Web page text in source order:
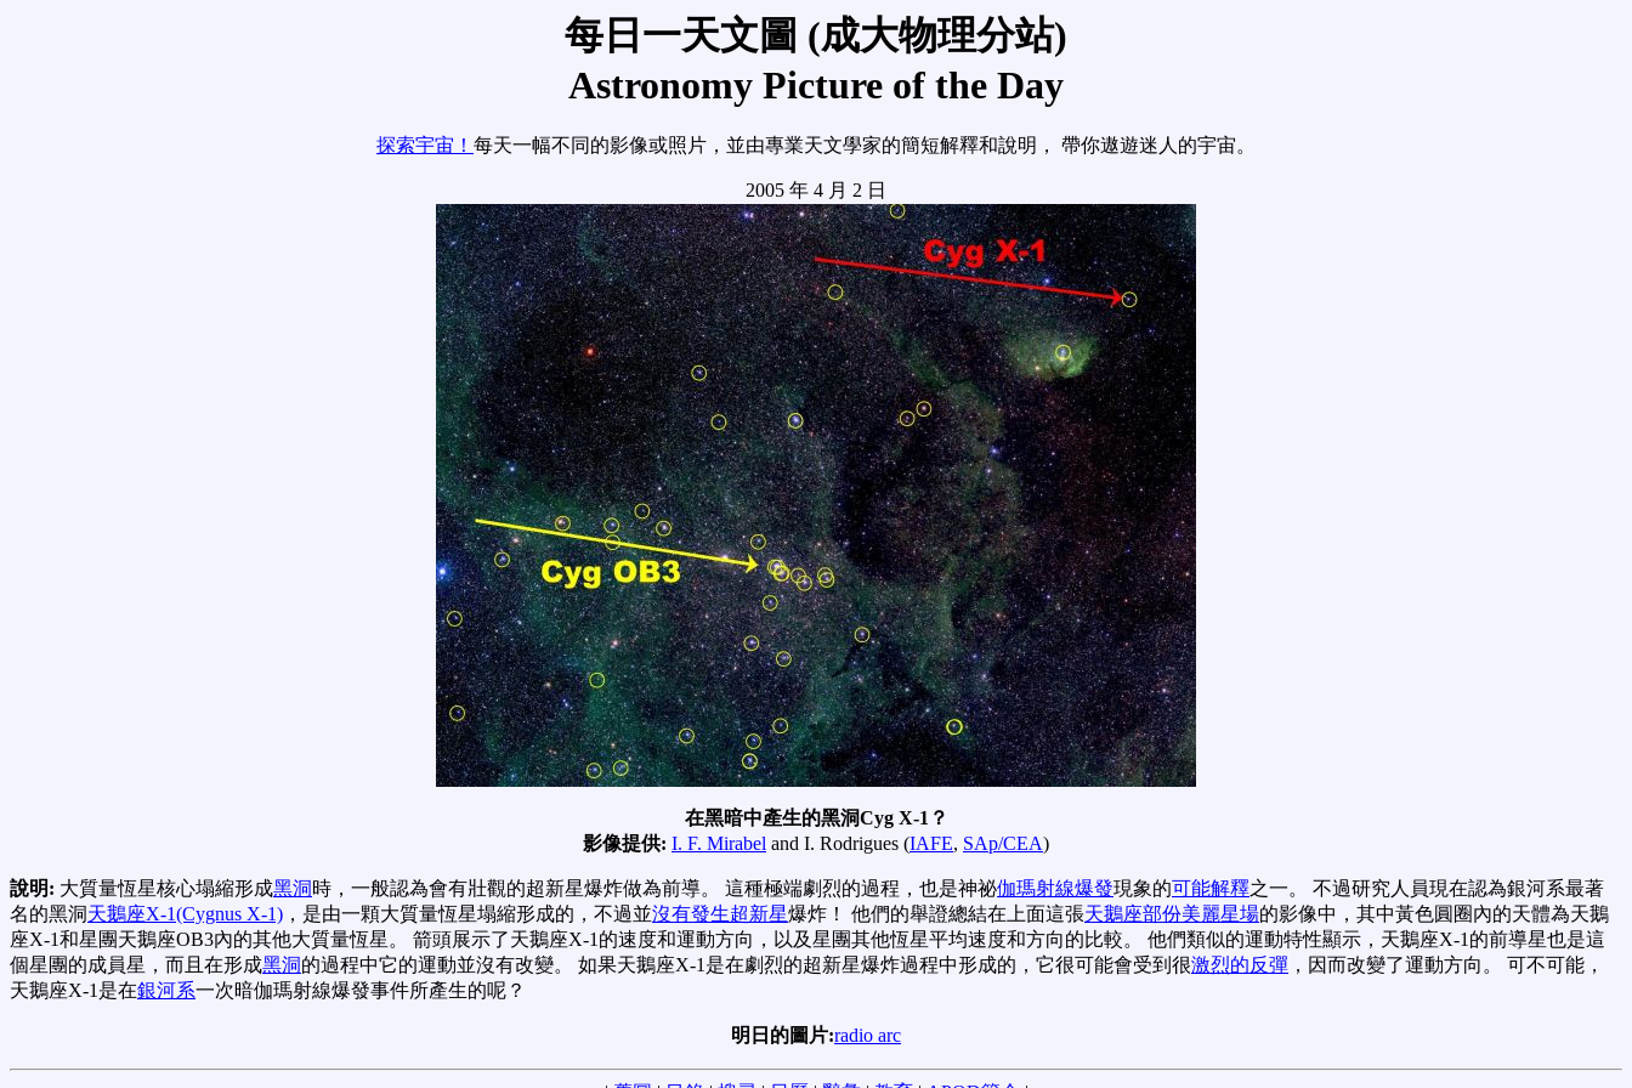
每日一天文圖 (成大物理分站)
Astronomy Picture of the Day
探索宇宙！ 每天一幅不同的影像或照片，並由專業天文學家的簡短解釋和說明， 帶你遨遊迷人的宇宙。
2005 年 4 月 2 日
在黑暗中產生的黑洞Cyg X-1？
影像提供: I. F. Mirabel and I. Rodrigues (IAFE, SAp/CEA)
說明: 大質量恆星核心塌縮形成黑洞時，一般認為會有壯觀的超新星爆炸做為前導。 這種極端劇烈的過程，也是神祕伽瑪射線爆發現象的可能解釋之一。 不過研究人員現在認為銀河系最著
名的黑洞天鵝座X-1(Cygnus X-1) ，是由一顆大質量恆星塌縮形成的，不過並沒有發生超新星爆炸！ 他們的舉證總結在上面這張天鵝座部份美麗星場的影像中，其中黃色圓圈內的天體為天鵝
座X-1和星團天鵝座OB3內的其他大質量恆星。 箭頭展示了天鵝座X-1的速度和運動方向，以及星團其他恆星平均速度和方向的比較。 他們類似的運動特性顯示，天鵝座X-1的前導星也是這
個星團的成員星，而且在形成黑洞的過程中它的運動並沒有改變。 如果天鵝座X-1是在劇烈的超新星爆炸過程中形成的，它很可能會受到很激烈的反彈 ，因而改變了運動方向。 可不可能，
天鵝座X-1是在銀河系一次暗伽瑪射線爆發事件所產生的呢？
明日的圖片:radio arc